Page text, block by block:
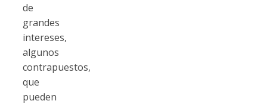
de
grandes
intereses,
algunos
contrapuestos,
que
pueden